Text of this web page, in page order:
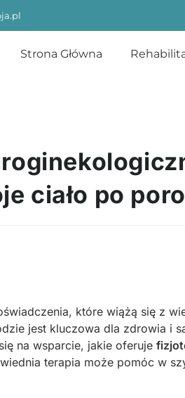
Strona Główna
ciało po
które wiążą się z
jest kluczowa dla zdrowia i
na wsparcie, jakie oferuje
terapia może pomóc w